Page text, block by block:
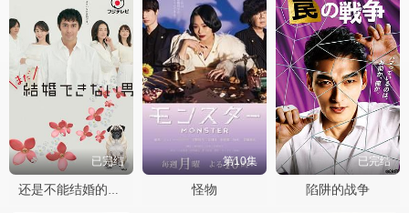
已完结
还是不能结婚的男人
第10集
怪物
已完结
陷阱的战争